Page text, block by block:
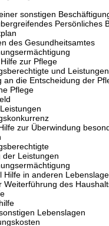
sonstigen
Persönliches
des Gesundheitsamtes
zur Pflege
und Leistungen
die Entscheidung der
Pflege
zur Überwindung
Leistungen
Hilfe in anderen
des
Lebenslagen